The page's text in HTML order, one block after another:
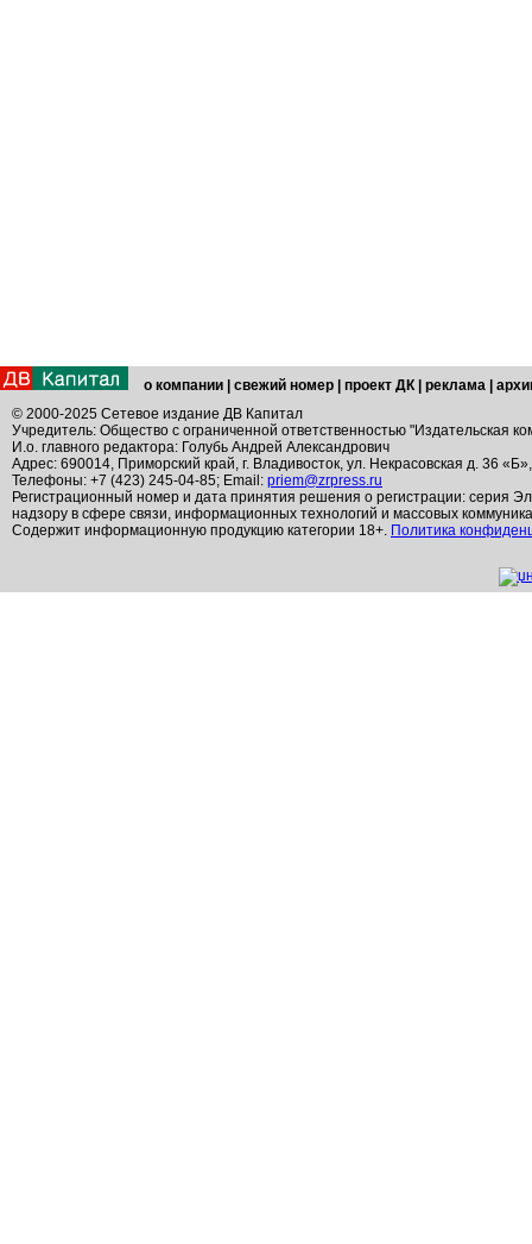
о компании свежий номер проект ДК реклама
© 2000-2025 Сетевое издание ДВ Капитал
Учредитель: Общество с ограниченной ответственностью "Издательская
И.о. главного редактора: Голубь Андрей Александрович
Адрес: 690014, Приморский край, г. Владивосток, ул. Некрасовская д. 36
Телефоны: +7 (423) 245-04-85; Email: priem@zrpress.ru
Регистрационный номер и дата принятия решения о регистрации: серия
надзору в сфере связи, информационных технологий и массовых
Содержит информационную продукцию категории 18+. Политика